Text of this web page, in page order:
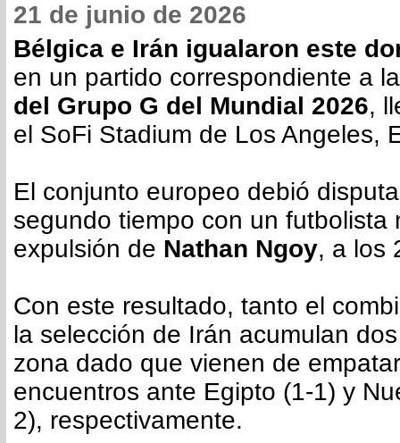
21 de junio de 2026
Bélgica e Irán igualaron este
en un partido correspondiente a
del Grupo G del Mundial 2026,
el SoFi Stadium de Los Angeles,
El conjunto europeo debió
segundo tiempo con un futbolista
expulsión de Nathan Ngoy, a los
Con este resultado, tanto el
la selección de Irán acumulan
zona dado que vienen de
encuentros ante Egipto (1-1) y
2), respectivamente.